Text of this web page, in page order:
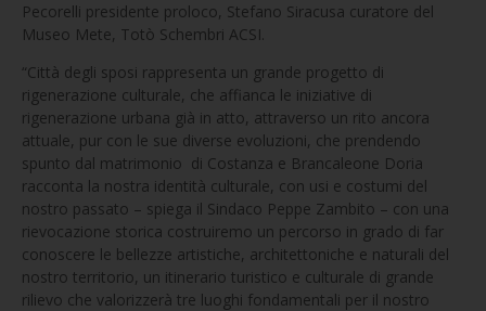
Pecorelli presidente proloco, Stefano Siracusa curatore del
Museo Mete, Totò Schembri ACSI.
“Città degli sposi rappresenta un grande progetto di
rigenerazione culturale, che affianca le iniziative di
rigenerazione urbana già in atto, attraverso un rito ancora
attuale, pur con le sue diverse evoluzioni, che prendendo
spunto dal matrimonio di Costanza e Brancaleone Doria
racconta la nostra identità culturale, con usi e costumi del
nostro passato – spiega il Sindaco Peppe Zambito – con una
rievocazione storica costruiremo un percorso in grado di far
conoscere le bellezze artistiche, architettoniche e naturali del
nostro territorio, un itinerario turistico e culturale di grande
rilievo che valorizzerà tre luoghi fondamentali per il nostro